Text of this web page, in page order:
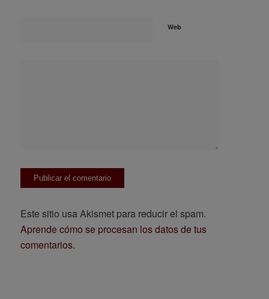
Web
Este sitio usa Akismet para reducir el spam.
Aprende cómo se procesan los datos de tus
comentarios.